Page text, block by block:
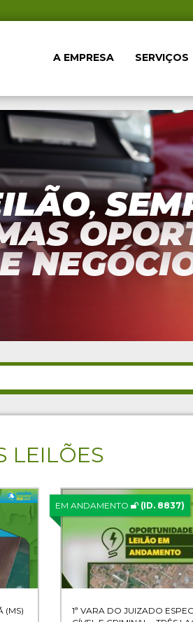
A EMPRESA SERVIÇOS
LEILÕES
(MS)
EM ANDAMENTO (ID. 8837)
1ª VARA DO JUIZADO